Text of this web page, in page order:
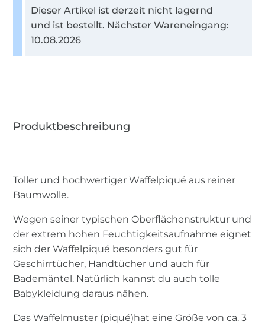
Dieser Artikel ist derzeit nicht lagernd
und ist bestellt. Nächster Wareneingang:
10.08.2026
Toller und hochwertiger Waffelpiqué aus reiner
Baumwolle.
Wegen seiner typischen Oberflächenstruktur und
der extrem hohen Feuchtigkeitsaufnahme eignet
sich der Waffelpiqué besonders gut für
Geschirrtücher, Handtücher und auch für
Bademäntel. Natürlich kannst du auch tolle
Babykleidung daraus nähen.
Das Waffelmuster (piqué)hat eine Größe von ca. 3